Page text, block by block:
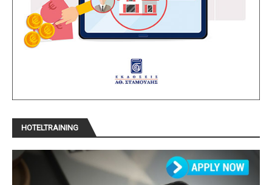
HOTELTRAINING